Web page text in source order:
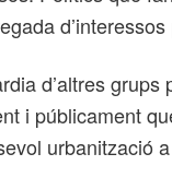
d’altres grups
i públicament
urbanització